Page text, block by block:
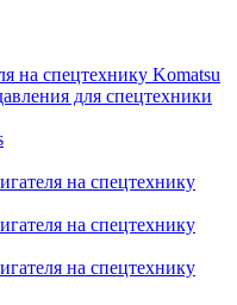
на спецтехнику Komatsu
для спецтехники
на спецтехнику
на спецтехнику
на спецтехнику